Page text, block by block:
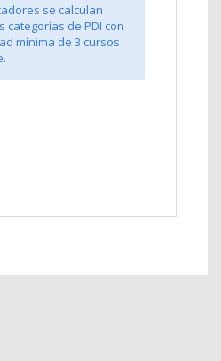
se calculan
categorías de PDI con
mínima de 3 cursos